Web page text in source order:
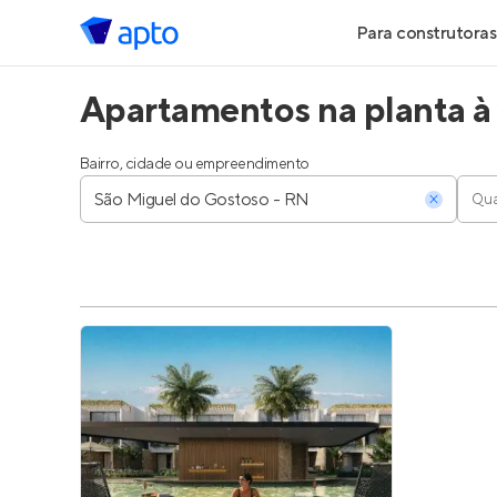
Para construtoras
Geração de
Geração de
Parcerias
Anunciar
Entrar no
Apartamentos na planta
Bairro, cidade ou empreendimento